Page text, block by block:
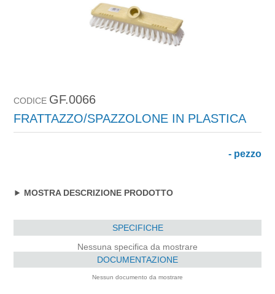
CODICE GF.0066
FRATTAZZO/SPAZZOLONE IN PLASTICA
- pezzo
MOSTRA DESCRIZIONE PRODOTTO
SPECIFICHE
Nessuna specifica da mostrare
DOCUMENTAZIONE
Nessun documento da mostrare